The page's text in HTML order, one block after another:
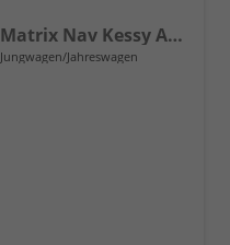
Sportline 4x4 Sportl AHK Matrix Nav Kessy ACC SunS
Jungwagen/Jahreswagen